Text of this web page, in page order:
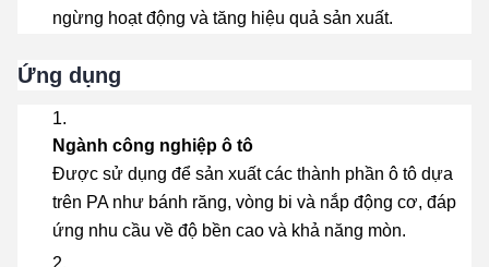
ngừng hoạt động và tăng hiệu quả sản xuất.
Ứng dụng
Ngành công nghiệp ô tô
Được sử dụng để sản xuất các thành phần ô tô dựa
trên PA như bánh răng, vòng bi và nắp động cơ, đáp
ứng nhu cầu về độ bền cao và khả năng mòn.